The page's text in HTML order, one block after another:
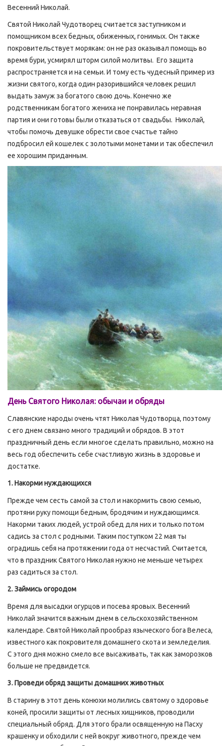
Весенний Николай.
Святой Николай Чудотворец считается заступником и
помощником всех бедных, обиженных, гонимых. Он также
покровительствует морякам: он не раз оказывал помощь во
время бури, усмирял шторм силой молитвы. Его защита
распространяется и на семьи. И тому есть чудесный пример из
жизни святого, когда один разорившийся человек решил
выдать замуж за богатого свою дочь. Конечно же
родственникам богатого жениха не понравилась неравная
партия и они готовы были отказаться от свадьбы. Николай,
чтобы помочь девушке обрести свое счастье тайно
подбросил ей кошелек с золотыми монетами и так обеспечил
ее хорошим приданным.
День Святого Николая: обычаи и обряды
Славянские народы очень чтят Николая Чудотворца, поэтому
с его днем связано много традиций и обрядов. В этот
праздничный день если многое сделать правильно, можно на
весь год обеспечить себе счастливую жизнь в здоровье и
достатке.
1. Накорми нуждающихся
Прежде чем сесть самой за стол и накормить свою семью,
протяни руку помощи бедным, бродячим и нуждающимся.
Накорми таких людей, устрой обед для них и только потом
садись за стол с родными. Таким поступком 22 мая ты
оградишь себя на протяжении года от несчастий. Считается,
что в праздник Святого Николая нужно не меньше четырех
раз садиться за стол.
2. Займись огородом
Время для высадки огурцов и посева яровых. Весенний
Николай значится важным днем в сельскохозяйственном
календаре. Святой Николай прообраз языческого бога Велеса,
известного как покровителя домашнего скота и земледелия.
С этого дня можно смело все высаживать, так как заморозков
больше не предвидется.
3. Проведи обряд защиты домашних животных
В старину в этот день конюхи молились святому о здоровье
коней, просили защиты от лесных хищников, проводили
специальный обряд. Для этого брали освященную на Пасху
крашенку и обходили с ней вокруг животного, прежде чем